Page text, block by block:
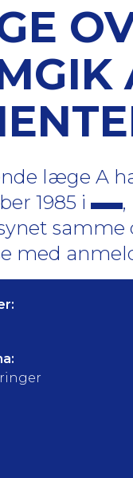
læge A
1985 i
med